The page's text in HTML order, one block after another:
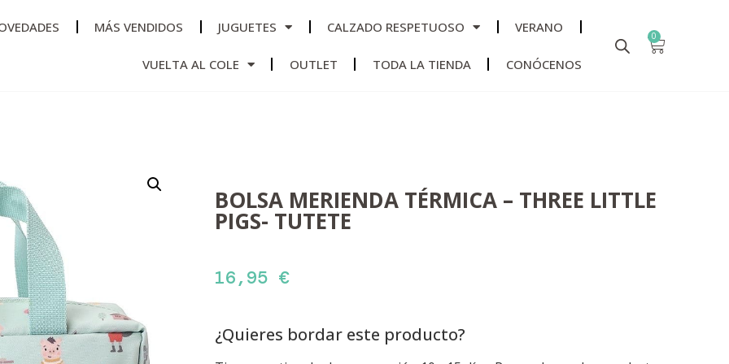
MÁS VENDIDOS JUGUETES CALZADO RESPETUOSO VERANO
VUELTA AL COLE OUTLET TODA LA TIENDA CONÓCENOS
0
BOLSA MERIENDA TÉRMICA – THREE LITTLE
PIGS- TUTETE
16,95 €
¿Quieres bordar este producto?